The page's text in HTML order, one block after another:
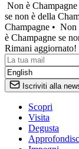
Non è Champagne
se non è della
Champagne • Non
è Champagne se
Rimani
Iscriviti alla
Scopri
Visita
Degusta